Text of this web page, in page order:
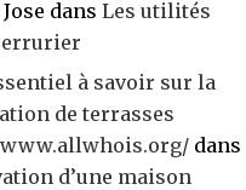
dans Les utilités
à savoir sur la
de terrasses
dans
d’une maison